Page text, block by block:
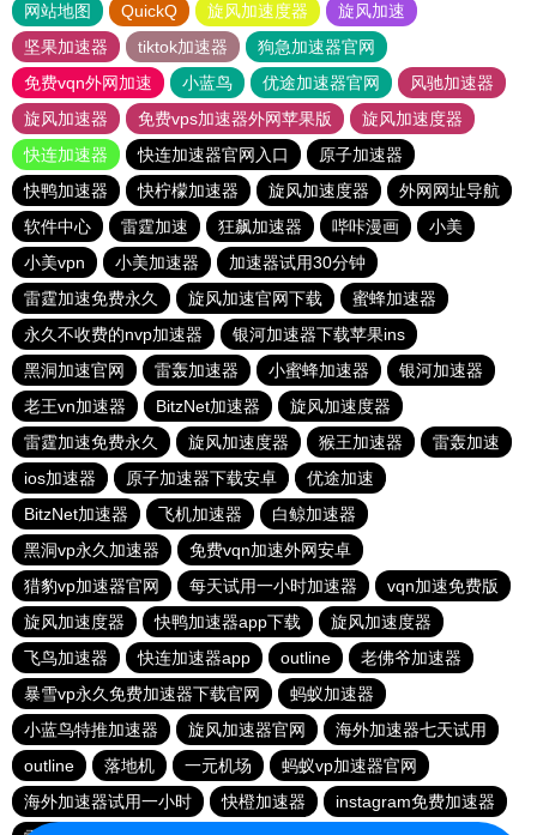
网站地图 QuickQ 旋风加速度器
旋风加速
坚果加速器
tiktok加速器
狗急加速器官网
免费vqn外网加速
小蓝鸟 优途加速器官网
风驰加速器
旋风加速器
免费vps加速器外网苹果版
旋风加速度器
快连加速器
快连加速器官网入口
原子加速器
快鸭加速器
快柠檬加速器 旋风加速度器
外网网址导航
软件中心
雷霆加速 狂飙加速器 哔咔漫画
小美
小美vpn
小美加速器
加速器试用30分钟
雷霆加速免费永久
旋风加速官网下载
蜜蜂加速器
永久不收费的nvp加速器
银河加速器下载苹果ins
黑洞加速官网
雷轰加速器 小蜜蜂加速器
银河加速器
老王vn加速器
BitzNet加速器
旋风加速度器
雷霆加速免费永久
旋风加速度器 猴王加速器
雷轰加速
ios加速器
原子加速器下载安卓
优途加速
BitzNet加速器
飞机加速器
白鲸加速器
黑洞vp永久加速器
免费vqn加速外网安卓
猎豹vp加速器官网
每天试用一小时加速器
vqn加速免费版
旋风加速度器
快鸭加速器app下载
旋风加速度器
飞鸟加速器
快连加速器app outline
老佛爷加速器
暴雪vp永久免费加速器下载官网
蚂蚁加速器
小蓝鸟特推加速器
旋风加速器官网
海外加速器七天试用
outline
落地机 一元机场
蚂蚁vp加速器官网
海外加速器试用一小时
快橙加速器
instagram免费加速器